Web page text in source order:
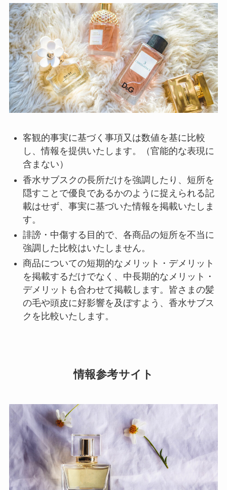
客観的事実に基づく事項又は数値を基に比較
し、情報を提供いたします。（官能的な表現に
含まない）
香水サブスクの長所だけを強調したり、短所を
隠すことで優良であるかのように捉えられる記
載はせず、事実に基づいた情報を掲載いたしま
す。
誹謗・中傷する目的で、各商品の短所を不当に
強調した比較はいたしません。
商品についての短期的なメリット・デメリット
を掲載するだけでなく、中長期的なメリット・
デメリットも合わせて掲載します。皆さまの髪
の毛や頭皮に好影響を及ぼすよう、香水サブス
クを比較いたします。
情報参考サイト